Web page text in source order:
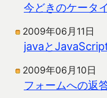
今どきのケータ
2009年06月11日
javaと
2009年06月10日
フォームへの返